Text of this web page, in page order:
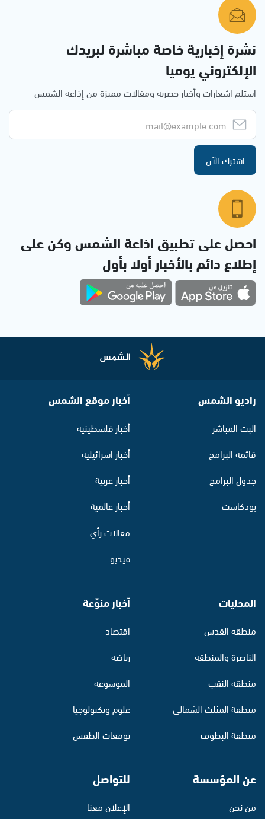
نشرة إخبارية خاصة مباشرة لبريدك
الإلكتروني يوميا
استلم اشعارات وأخبار حصرية ومقالات مميزة من إذاعة الشمس
اشترك الآن
احصل على تطبيق اذاعة الشمس وكن على
إطلاع دائم بالأخبار أولاً بأول
راديو الشمس
البث المباشر
قائمة البرامج
جدول البرامج
بودكاست
أخبار موقع الشمس
أخبار فلسطينية
أخبار اسرائيلية
أخبار عربية
أخبار عالمية
مقالات رأي
فيديو
المحليات
منطقة القدس
الناصرة والمنطقة
منطقة النقب
منطقة المثلث الشمالي
منطقة البطوف
أخبار منوّعة
اقتصاد
رياضة
الموسوعة
علوم وتكنولوجيا
توقعات الطقس
عن المؤسسة
من نحن
للتواصل
الإعلان معنا